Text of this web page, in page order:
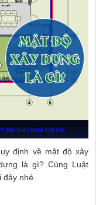
định về mật độ xây
là gì? Cùng Luật
nhé.